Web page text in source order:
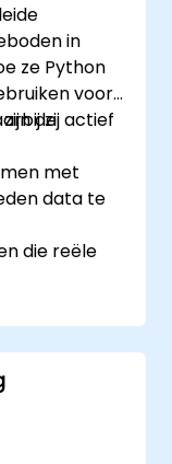
in
ze Python
voor
zij actief
de
met
data te
die reële
en
via